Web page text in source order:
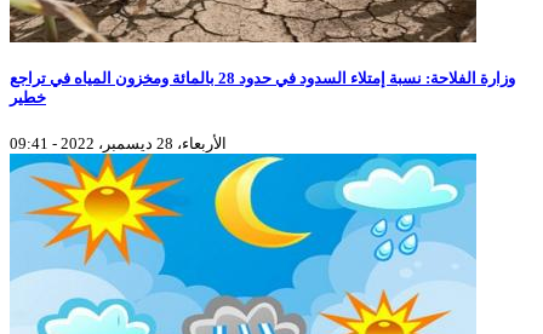
وزارة الفلاحة: نسبة إمتلاء السدود في حدود 28 بالمائة ومخزون المياه في تراجع
خطير
الأربعاء، 28 ديسمبر، 2022 - 09:41